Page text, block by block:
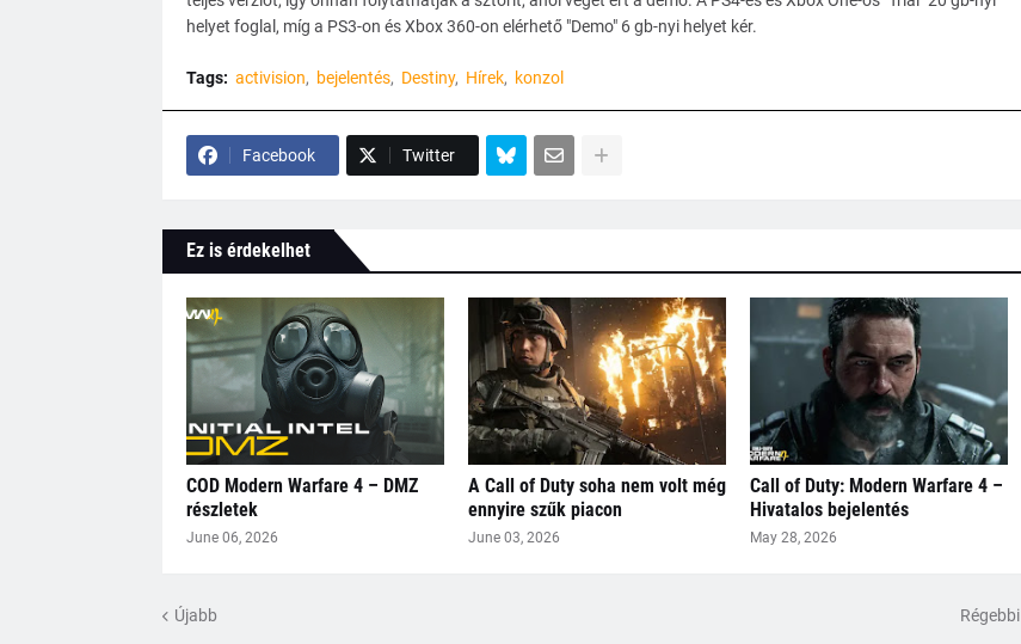
helyet foglal, míg a PS3-on és Xbox 360-on elérhető "Demo" 6 gb-nyi helyet kér.
Tags: activision bejelentés Destiny Hírek konzol
Facebook Twitter
Ez is érdekelhet
COD Modern Warfare 4 – DMZ
részletek
June 06, 2026
A Call of Duty soha nem volt még
ennyire szűk piacon
June 03, 2026
Call of Duty: Modern Warfare 4 –
Hivatalos bejelentés
May 28, 2026
Újabb Régebbi